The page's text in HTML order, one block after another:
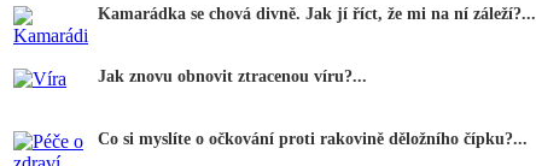
Kamarádka se chová divně. Jak jí říct, že mi na ní záleží?...
Jak znovu obnovit ztracenou víru?...
Co si myslíte o očkování proti rakovině děložního čípku?...